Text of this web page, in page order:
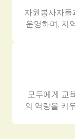
자원봉사자들
운영하며, 지
모두에게 교
의 역량을 키